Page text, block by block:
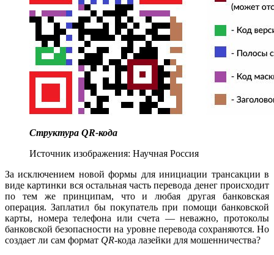
Структура QR-кода
Источник изображения: Научная Россия
За исключением новой формы для инициации трансакции в
виде картинки вся остальная часть перевода денег происходит
по тем же принципам, что и любая другая банковская
операция. Заплатил бы покупатель при помощи банковской
карты, номера телефона или счета — неважно, протоколы
банковской безопасности на уровне перевода сохраняются. Но
создает ли сам формат QR-кода лазейки для мошенничества?